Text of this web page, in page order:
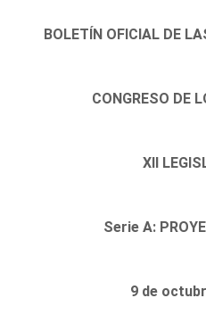
BOLETÍN OFICIAL DE
CONGRESO DE
XII
Serie A:
9 de